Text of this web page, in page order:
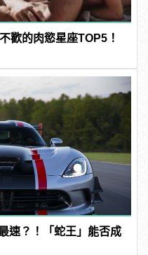
歡的肉慾星座TOP5！
速？！「蛇王」能否成